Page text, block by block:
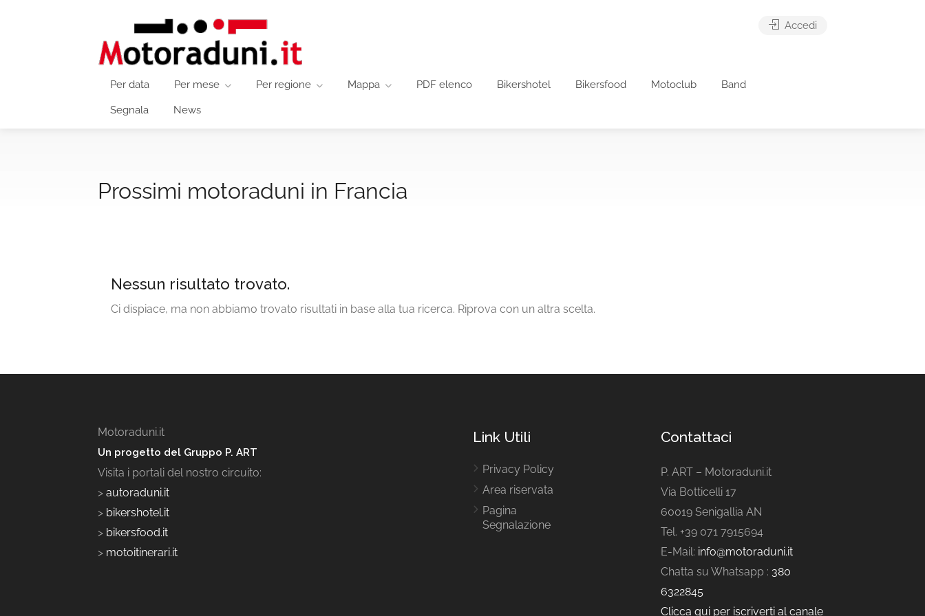
Per data Per mese Per regione Mappa PDF elenco Bikershotel Bikersfood Motoclub Band
Segnala News
Accedi
Prossimi motoraduni in Francia
Nessun risultato trovato.
Ci dispiace, ma non abbiamo trovato risultati in base alla tua ricerca. Riprova con un altra scelta.
Motoraduni.it
Un progetto del Gruppo P. ART
Visita i portali del nostro circuito:
> autoraduni.it
> bikershotel.it
> bikersfood.it
> motoitinerari.it
Link Utili
Privacy Policy
Area riservata
Pagina
Segnalazione
Contattaci
P. ART – Motoraduni.it
Via Botticelli 17
60019 Senigallia AN
Tel. +39 071 7915694
E-Mail: info@motoraduni.it
Chatta su Whatsapp : 380
6322845
Clicca qui per iscriverti al canale